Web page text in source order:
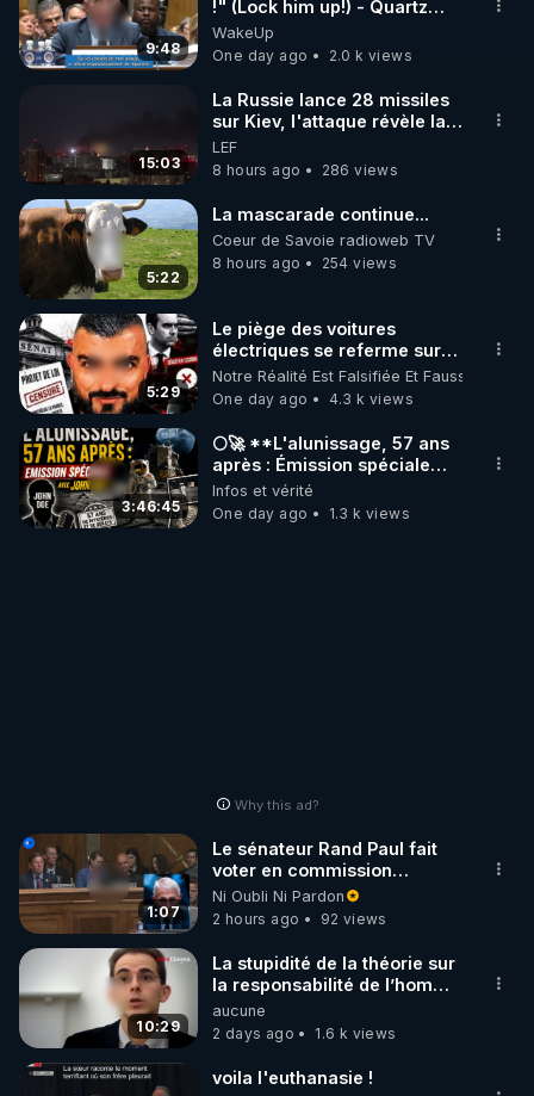
▶ 30 jours gratuit sur l’application de méditation et
de bien-être ENVOL :
Rendez-vous sur https://www.envol.app/code
le code : REGENERE
9:48
!" (Lock him up!) - Quartz
Traduction
WakeUp
One day ago
2.0 k views
15:03
La Russie lance 28 missiles
sur Kiev, l'attaque révèle la
faiblesse de Kiev
LEF
8 hours ago
286 views
5:22
La mascarade continue...
Coeur de Savoie radioweb TV
8 hours ago
254 views
5:29
Le piège des voitures
électriques se referme sur
les usagers !
Notre Réalité Est Falsifiée Et Fausse
One day ago
4.3 k views
3:46:45
🌕🚀 **L'alunissage, 57 ans
après : Émission spéciale
avec John Doe !** 👨 🚀✨
Infos et vérité
One day ago
1.3 k views
Why this ad?
1:07
Le sénateur Rand Paul fait
voter en commission
l'outrage au Congrès contre
Anthony Fauci
Ni Oubli Ni Pardon
2 hours ago
92 views
10:29
La stupidité de la théorie sur
la responsabilité de l’homme
concernant le dioxyde de
carbone.
aucune
2 days ago
1.6 k views
voila l'euthanasie !